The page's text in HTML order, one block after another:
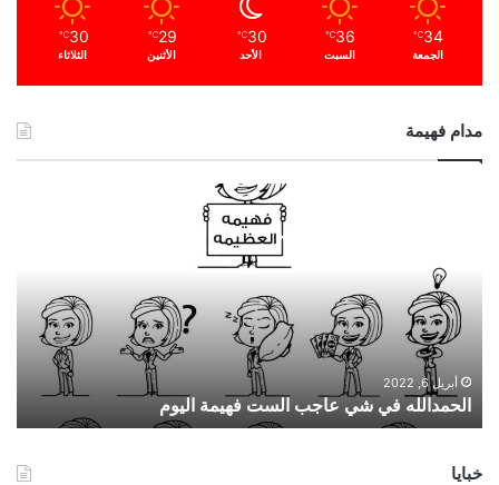
34
℃
الجمعة
36
℃
السبت
30
℃
الأحد
29
℃
الأثنين
30
℃
الثلاثاء
مدام فهيمة
ي
ي
أبريل 6, 2022
الحمدالله في شي عاجب الست فهيمة اليوم
خبايا